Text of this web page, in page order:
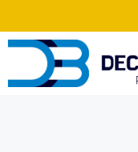
al
contenido